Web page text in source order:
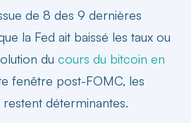
de 8 des 9 dernières
la Fed ait baissé les taux ou
du cours du bitcoin en
fenêtre post-FOMC, les
déterminantes.